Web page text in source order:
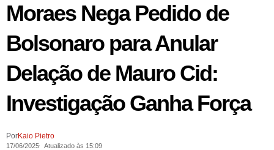
Moraes Nega Pedido de
Bolsonaro para Anular
Delação de Mauro Cid:
Investigação Ganha Força
PorKaio Pietro
17/06/2025 Atualizado às 15:09